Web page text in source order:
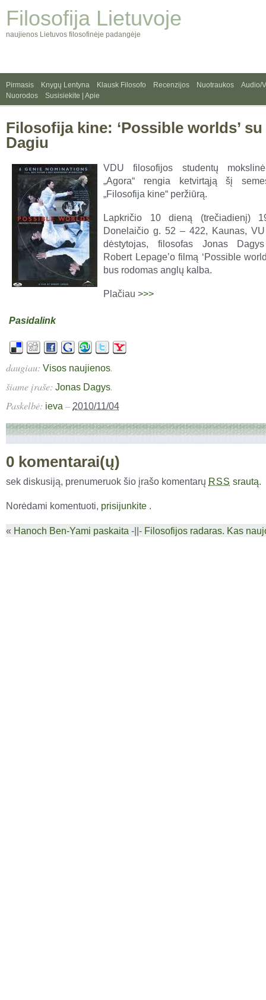
Filosofija Lietuvoje
naujienos Lietuvos filosofinėje padangėje
Pirmasis Knygų Lentyna Klausk Filosofo Recenzijos Nuotraukos
Audio/
Nuorodos
Susisiekite | Apie
Filosofija kine: ‘Possible worlds’
Dagiu
VDU filosofijos studentų
„Agora“ rengia ketvirtąją šį
„Filosofija kine“ peržiūrą.
Lapkričio 10 dieną (trečiadienį)
Donelaičio g. 52 – 422, Kaunas,
dėstytojas, filosofas Jonas
Robert Lepage’o filmą ‘Possible
bus rodomas anglų kalba.
Plačiau >>>
Pasidalink
daugiau: Visos naujienos.
šiame įraše: Jonas Dagys.
Paskelbė: ieva – 2010/11/04
0 komentarai(ų)
sek diskusiją, prenumeruok šio įrašo komentarų RSS srautą.
Norėdami komentuoti, prisijunkite .
« Hanoch Ben-Yami paskaita -||- Filosofijos radaras. Kas